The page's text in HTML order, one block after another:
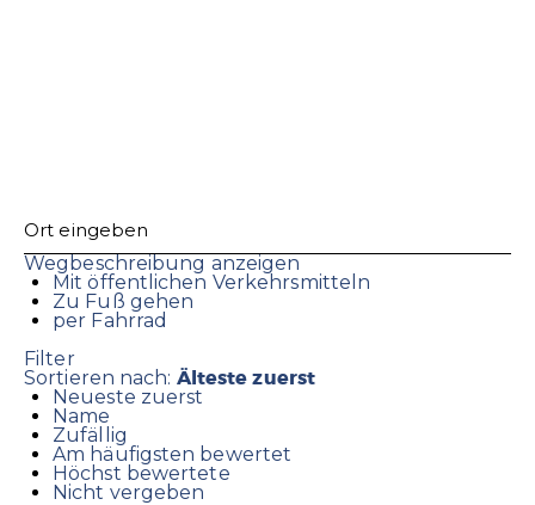
Wegbeschreibung anzeigen
Mit öffentlichen Verkehrsmitteln
Zu Fuß gehen
per Fahrrad
Filter
Sortieren nach: Älteste zuerst
Neueste zuerst
Name
Zufällig
Am häufigsten bewertet
Höchst bewertete
Nicht vergeben